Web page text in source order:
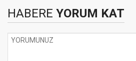
HABERE YORUM KAT